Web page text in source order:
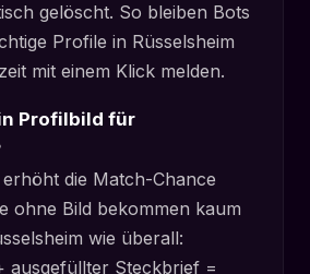
gelöscht. So bleiben Bots
Profile in Rüsselsheim
mit einem Klick melden.
Profilbild für
die Match-Chance
ohne Bild bekommen kaum
wie überall:
ausgefüllter Steckbrief =